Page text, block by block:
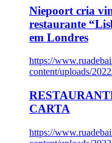
Niepoort cria
restaurante
em Londres
https://
content/uploads/
CARTA
https://